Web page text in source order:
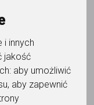
i innych
jakość
aby umożliwić
, aby zapewnić